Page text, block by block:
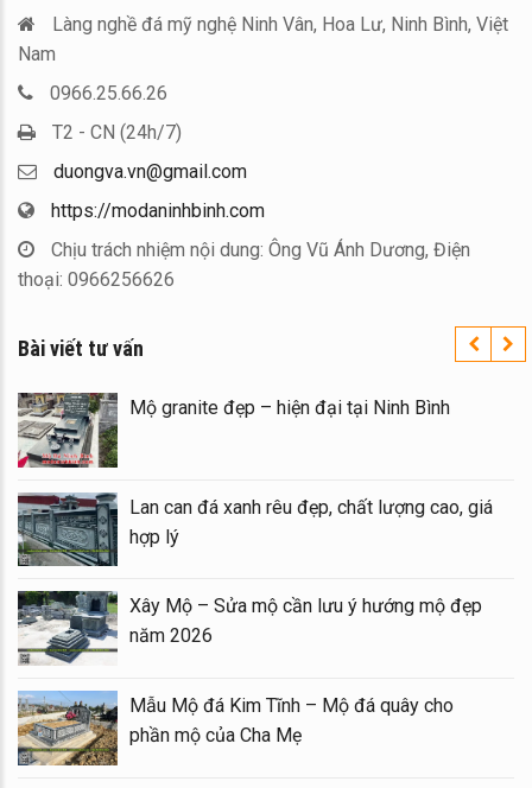
Làng nghề đá mỹ nghệ Ninh Vân, Hoa Lư, Ninh Bình, Việt
Nam
0966.25.66.26
T2 - CN (24h/7)
duongva.vn@gmail.com
https://modaninhbinh.com
Chịu trách nhiệm nội dung: Ông Vũ Ánh Dương, Điện
thoại: 0966256626
Bài viết tư vấn
Mộ granite đẹp – hiện đại tại Ninh Bình
Lan can đá xanh rêu đẹp, chất lượng cao, giá
hợp lý
Xây Mộ – Sửa mộ cần lưu ý hướng mộ đẹp
năm 2026
Mẫu Mộ đá Kim Tĩnh – Mộ đá quây cho
phần mộ của Cha Mẹ